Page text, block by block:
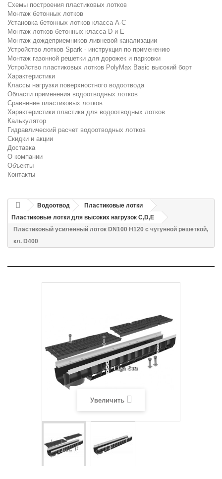
Схемы построения пластиковых лотков
Монтаж бетонных лотков
Установка бетонных лотков класса A-C
Монтаж лотков бетонных класса D и E
Монтаж дождеприемников ливневой канализации
Устройство лотков Spark - инструкция по применению
Монтаж газонной решетки для дорожек и парковки
Устройство пластиковых лотков PolyMax Basic высокий борт
Характеристики
Классы нагрузки поверхностного водоотвода
Области применения водоотводных лотков
Сравнение пластиковых лотков
Характеристики пластика для водоотводных лотков
Калькулятор
Гидравлический расчет водоотводных лотков
Скидки и акции
Доставка
О компании
Объекты
Контакты
Водоотвод
Пластиковые лотки
Пластиковые лотки для высоких нагрузок C,D,E
Пластиковый усиленный лоток DN100 H120 с чугунной решеткой,
кл. D400
Увеличить